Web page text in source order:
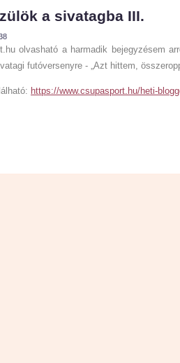
a sivatagba III.
olvasható a harmadik bejegyzésem
futóversenyre - „Azt hittem,
https://www.csupasport.hu/heti-